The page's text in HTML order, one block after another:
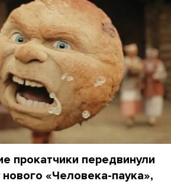
прокатчики передвинули
«Человека-паука»,